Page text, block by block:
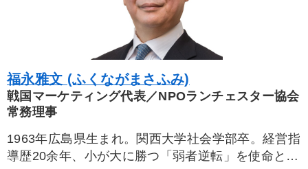
すべての音声・動画（全2077タイトル）からお探しいただけます
タグ・キーワード
健康・ウェルビーイング
会社数字を学ぶ 人事戦略 通販 感動講話 M&A
福永雅文 (ふくながまさふみ)
戦国マーケティング代表／NPOランチェスター協会
常務理事
1963年広島県生まれ。関西大学社会学部卒。経営指
導歴20余年、小が大に勝つ「弱者逆転」を使命と